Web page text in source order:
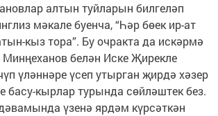
алтын туйларын билгеләп
мәкале буенча, “Һәр бөек ир-ат
кыз тора”. Бу очракта да искәрмә
Минңеханов белән Иске Җирекле
үләннәре үсеп утырган җирдә хәзер
басу-кырлар турында сөйләштек без.
үзенә ярдәм күрсәткән